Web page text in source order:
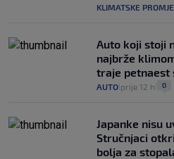
KLIMATSKE
Auto koji stoji
najbrže
traje petnaest
AUTO prije 12 h 0
Japanke nisu
Stručnjaci
bolja za